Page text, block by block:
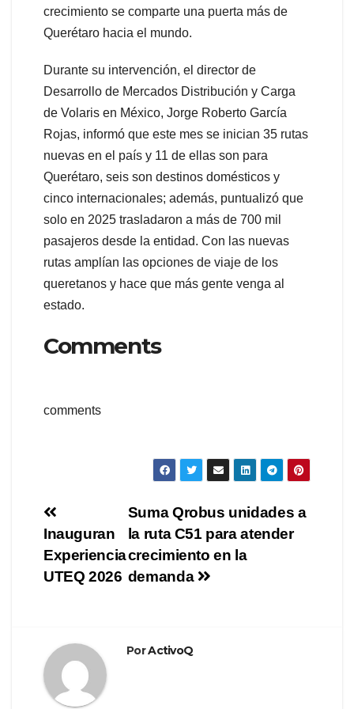
crecimiento se comparte una puerta más de
Querétaro hacia el mundo.
Durante su intervención, el director de
Desarrollo de Mercados Distribución y Carga
de Volaris en México, Jorge Roberto García
Rojas, informó que este mes se inician 35 rutas
nuevas en el país y 11 de ellas son para
Querétaro, seis son destinos domésticos y
cinco internacionales; además, puntualizó que
solo en 2025 trasladaron a más de 700 mil
pasajeros desde la entidad. Con las nuevas
rutas amplían las opciones de viaje de los
queretanos y hace que más gente venga al
estado.
Comments
comments
Navegación
de
entradas
Suma Qrobus unidades a
la ruta C51 para atender
crecimiento en la
demanda
Inauguran
Experiencia
UTEQ 2026
PorActivoQ